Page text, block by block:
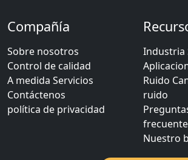
Compañía
Sobre nosotros
Control de calidad
A medida Servicios
Contáctenos
política de privacidad
Industria
Ruido
ruido
Nuestro